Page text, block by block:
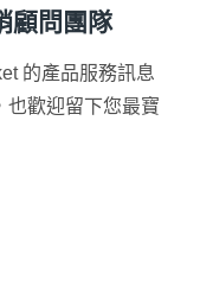
顧問團隊
的產品服務訊息
也歡迎留下您最寶